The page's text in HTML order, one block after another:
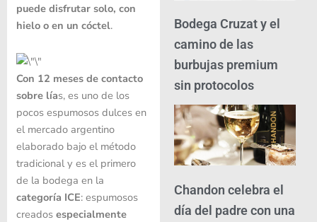
puede disfrutar solo, con
hielo o en un cóctel.
Con 12 meses de contacto
sobre lías, es uno de los
pocos espumosos dulces en
el mercado argentino
elaborado bajo el método
tradicional y es el primero
de la bodega en la
categoría ICE: espumosos
creados especialmente
Bodega Cruzat y el
camino de las
burbujas premium
sin protocolos
Chandon celebra el
día del padre con una